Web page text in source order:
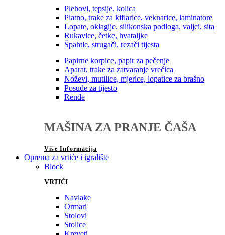
Plehovi, tepsije, kolica
Platno, trake za kiflarice, veknarice, laminatore
Lopate, oklagije, silikonska podloga, valjci, sita
Rukavice, četke, hvataljke
Špahtle, strugači, rezači tijesta
Papirne korpice, papir za pečenje
Aparat, trake za zatvaranje vrećica
Noževi, mutilice, mjerice, lopatice za brašno
Posude za tijesto
Rende
MAŠINA ZA PRANJE ČAŠA
Više Informacija
Oprema za vrtiće i igralište
Block
VRTIĆI
Navlake
Ormari
Stolovi
Stolice